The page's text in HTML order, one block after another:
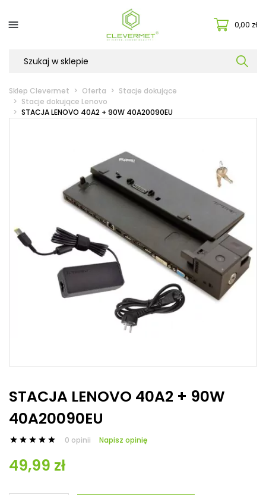
 0,00 zł
Sklep Clevermet Oferta
Stacje dokujące
Stacje dokujące Lenovo
STACJA LENOVO 40A2 + 90W 40A20090EU
STACJA LENOVO 40A2 + 90W
40A20090EU
     0 opinii Napisz opinię
49,99 zł